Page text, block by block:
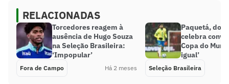
RELACIONADAS
Torcedores reagem à
ausência de Hugo Souza
na Seleção Brasileira:
‘Impopular’
Fora de Campo Há 2 meses
Paquetá, do
celebra
Copa do
igual’
Seleção Brasileira